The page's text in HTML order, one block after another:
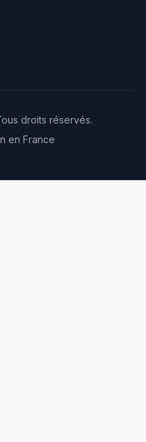
droits réservés.
en France